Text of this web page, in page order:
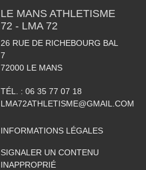
LE MANS ATHLETISME
72 - LMA 72
26 RUE DE RICHEBOURG BAL
7
72000 LE MANS
TÉL. : 06 35 77 07 18
LMA72ATHLETISME@GMAIL.COM
INFORMATIONS LÉGALES
SIGNALER UN CONTENU
INAPPROPRIÉ